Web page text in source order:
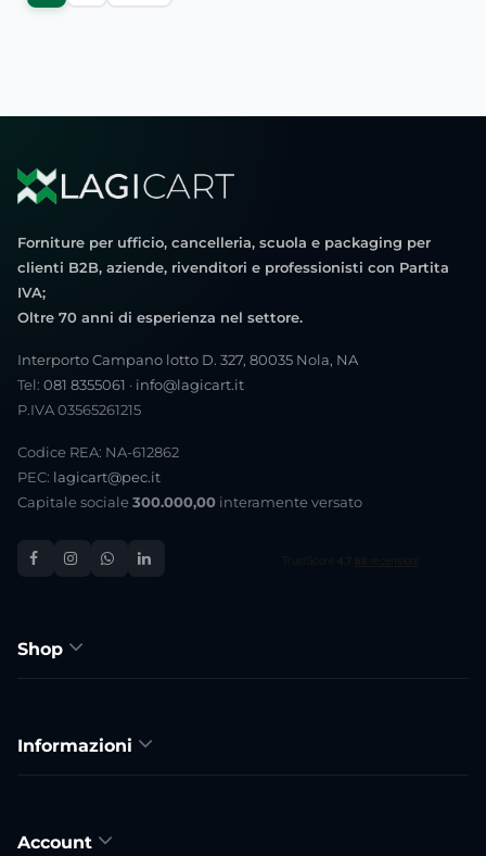
Forniture per ufficio, cancelleria, scuola e packaging per
clienti B2B, aziende, rivenditori e professionisti con Partita
IVA;
Oltre 70 anni di esperienza nel settore.
Interporto Campano lotto D. 327, 80035 Nola, NA
Tel: 081 8355061 · info@lagicart.it
P.IVA 03565261215
Codice REA: NA-612862
PEC: lagicart@pec.it
Capitale sociale 300.000,00 interamente versato
Shop
Informazioni
Account